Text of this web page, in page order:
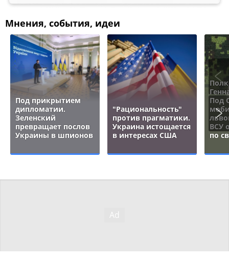
Мнения, события, идеи
Под прикрытием
дипломатии.
Зеленский
превращает послов
Украины в шпионов
"Рациональность"
против прагматики.
Украина истощается
в интересах США
Под
ВСУ
по